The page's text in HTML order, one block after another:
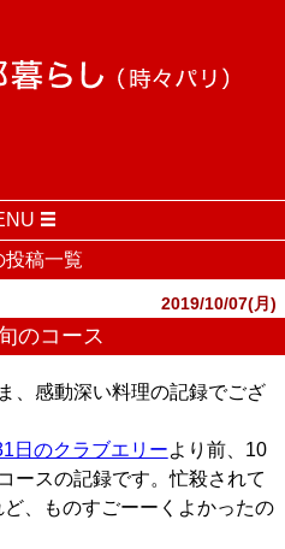
投稿一覧
2019/10/07(月)
のコース
、感動深い料理の記録でござ
日のクラブエリーより前、10
ースの記録です。忙殺されて
、ものすごーーくよかったの